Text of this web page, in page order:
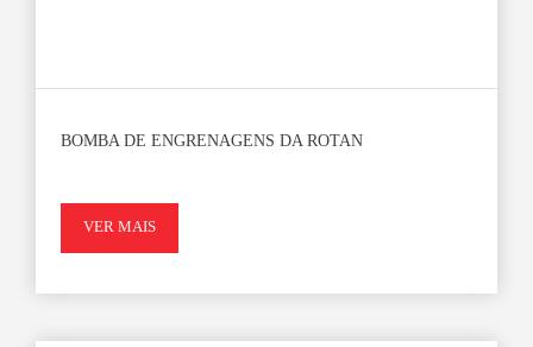
BOMBA DE ENGRENAGENS DA ROTAN
VER MAIS